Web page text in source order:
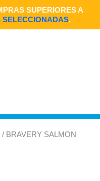
SUPERIORES A
SELECCIONADAS.
/ BRAVERY SALMON